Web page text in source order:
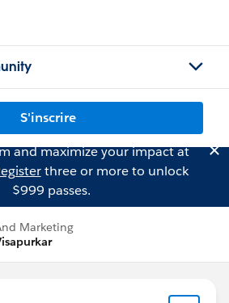
S'inscrire
and maximize your impact at
three or more to unlock
$999 passes.
Marketing